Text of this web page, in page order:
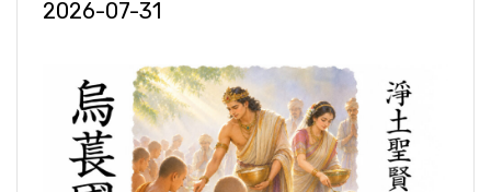
2026-07-31